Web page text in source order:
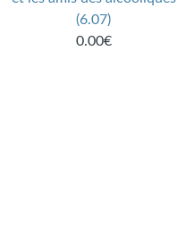
(6.07)
0.00€